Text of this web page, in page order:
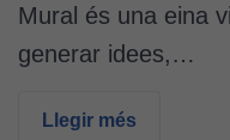
Mural és una eina
generar idees,…
Llegir més